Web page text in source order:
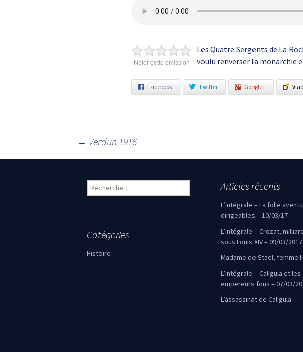
Noter cette émission
Les Quatre Sergents de La
voulu renverser la monarchie
Facebook Twitter Google+
Navigation des articles
← Verdun 1916
Rechercher : Articles récents
L’intégrale – La folle
dirigeables – 10/03/17
L’intégrale – Crozat,
sous Louis XIV – 09/03/2017
Madame de Staël, femme
L’intégrale – Caligula et les
empereurs fous – 07/03/
L’assassinat de Caligula
Catégories
Histoire